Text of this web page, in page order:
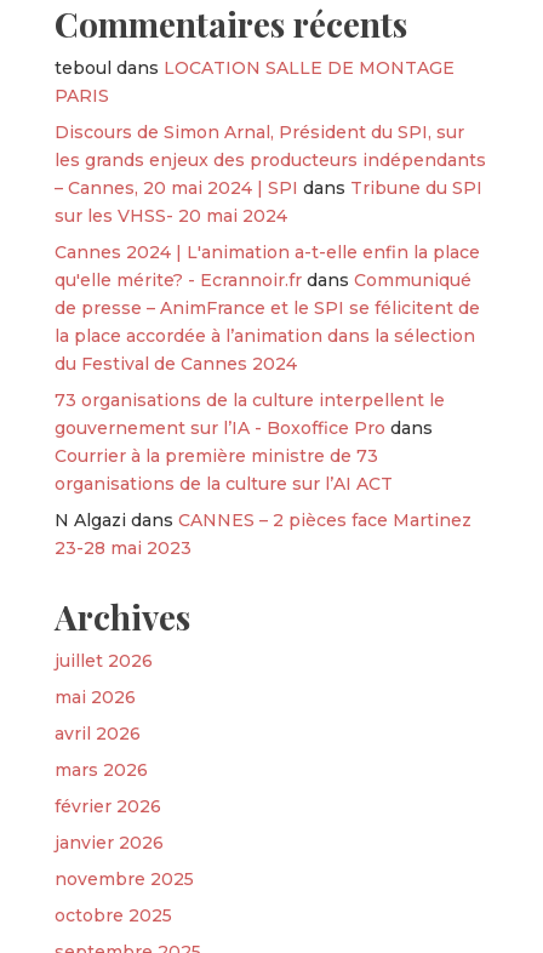
Commentaires récents
teboul dans LOCATION SALLE DE MONTAGE
PARIS
Discours de Simon Arnal, Président du SPI, sur
les grands enjeux des producteurs indépendants
– Cannes, 20 mai 2024 | SPI dans Tribune du SPI
sur les VHSS- 20 mai 2024
Cannes 2024 | L'animation a-t-elle enfin la place
qu'elle mérite? - Ecrannoir.frdans Communiqué
de presse – AnimFrance et le SPI se félicitent de
la place accordée à l’animation dans la sélection
du Festival de Cannes 2024
73 organisations de la culture interpellent le
gouvernement sur l’IA - Boxoffice Pro dans
Courrier à la première ministre de 73
organisations de la culture sur l’AI ACT
N Algazi dans CANNES – 2 pièces face Martinez
23-28 mai 2023
Archives
juillet 2026
mai 2026
avril 2026
mars 2026
février 2026
janvier 2026
novembre 2025
octobre 2025